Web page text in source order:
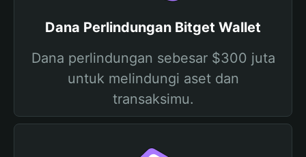
Dana Perlindungan Bitget Wallet
Dana perlindungan sebesar $300 juta
untuk melindungi aset dan
transaksimu.